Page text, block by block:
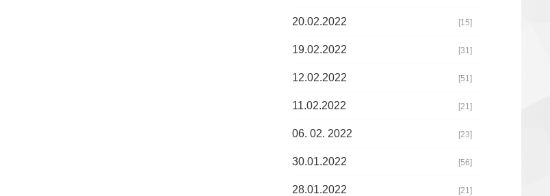
20.02.2022 [15]
19.02.2022 [31]
12.02.2022 [51]
11.02.2022 [21]
06. 02. 2022 [23]
30.01.2022 [56]
28.01.2022 [21]